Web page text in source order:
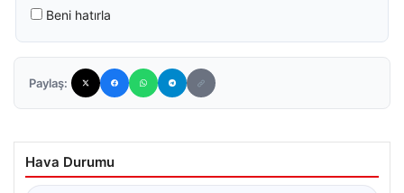
Beni hatırla
Paylaş:
Hava Durumu